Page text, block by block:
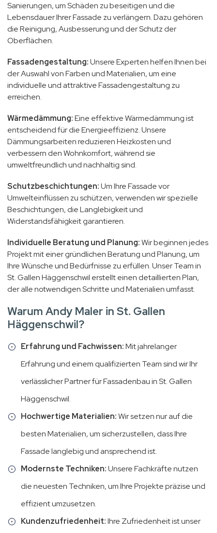
Sanierungen, um Schäden zu beseitigen und die
Lebensdauer Ihrer Fassade zu verlängern. Dazu gehören
die Reinigung, Ausbesserung und der Schutz der
Oberflächen.
Fassadengestaltung:Unsere Experten helfen Ihnen bei
der Auswahl von Farben und Materialien, um eine
individuelle und attraktive Fassadengestaltung zu
erreichen.
Wärmedämmung:Eine effektive Wärmedämmung ist
entscheidend für die Energieeffizienz. Unsere
Dämmungsarbeiten reduzieren Heizkosten und
verbessern den Wohnkomfort, während sie
umweltfreundlich und nachhaltig sind.
Schutzbeschichtungen:Um Ihre Fassade vor
Umwelteinflüssen zu schützen, verwenden wir spezielle
Beschichtungen, die Langlebigkeit und
Widerstandsfähigkeit garantieren.
Individuelle Beratung und Planung:Wir beginnen jedes
Projekt mit einer gründlichen Beratung und Planung, um
Ihre Wünsche und Bedürfnisse zu erfüllen. Unser Team in
St. Gallen Häggenschwil erstellt einen detaillierten Plan,
der alle notwendigen Schritte und Materialien umfasst.
Warum Andy Maler in St. Gallen
Häggenschwil?
Erfahrung und Fachwissen:Mit jahrelanger
Erfahrung und einem qualifizierten Team sind wir Ihr
verlässlicher Partner für Fassadenbau in St. Gallen
Häggenschwil.
Hochwertige Materialien:Wir setzen nur auf die
besten Materialien, um sicherzustellen, dass Ihre
Fassade langlebig und ansprechend ist.
Modernste Techniken:Unsere Fachkräfte nutzen
die neuesten Techniken, um Ihre Projekte präzise und
effizient umzusetzen.
Kundenzufriedenheit:Ihre Zufriedenheit ist unser